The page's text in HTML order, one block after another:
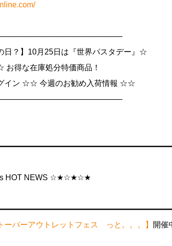
日？】10月25日は『世界パスタデー』☆
お得な在庫処分特価商品！
グイン ☆☆ 今週のお勧め入荷情報 ☆☆
HOT NEWS ☆★☆★☆★
ーバーアウトレットフェス っと。。。】
開